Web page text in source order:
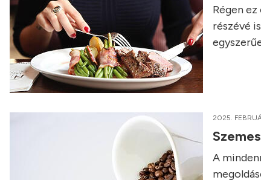
Régen
részévé
2025.
A